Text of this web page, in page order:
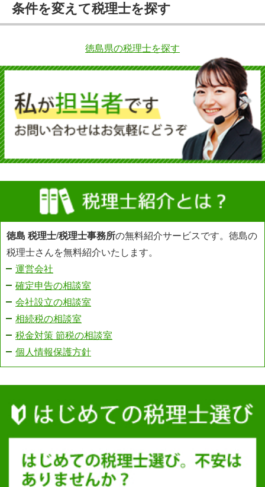
条件を変えて税理士を探す
徳島県の税理士を探す
徳島 税理士/税理士事務所の無料紹介サービスです。徳島の
税理士さんを無料紹介いたします。
運営会社
確定申告の相談室
会社設立の相談室
相続税の相談室
税金対策 節税の相談室
個人情報保護方針